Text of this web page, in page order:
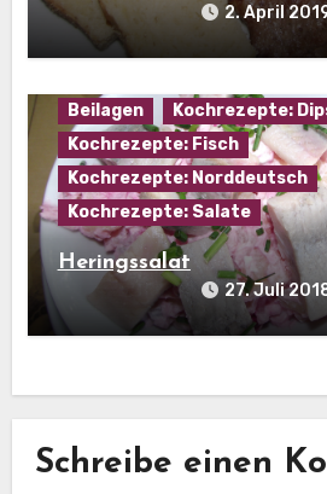
2. April
Beilagen
Kochrezepte:
Kochrezepte: Fisch
Kochrezepte: Norddeutsch
Kochrezepte: Salate
Heringssalat
27. Juli
Schreibe einen